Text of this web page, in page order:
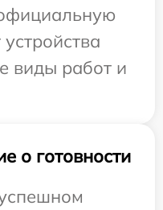
виды работ и
о готовности